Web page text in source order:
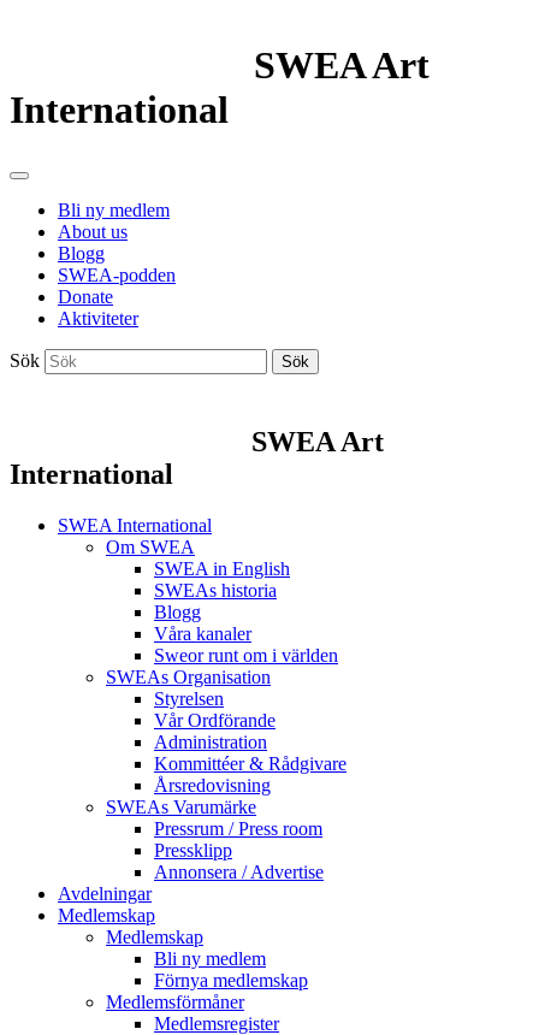
SWEA Art
International
Bli ny medlem
About us
Blogg
SWEA-podden
Donate
Aktiviteter
Sök Sök
SWEA Art
International
SWEA International
Om SWEA
SWEA in English
SWEAs historia
Blogg
Våra kanaler
Sweor runt om i världen
SWEAs Organisation
Styrelsen
Vår Ordförande
Administration
Kommittéer & Rådgivare
Årsredovisning
SWEAs Varumärke
Pressrum / Press room
Pressklipp
Annonsera / Advertise
Avdelningar
Medlemskap
Medlemskap
Bli ny medlem
Förnya medlemskap
Medlemsförmåner
Medlemsregister